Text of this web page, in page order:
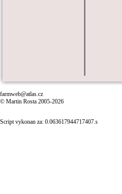
farmweb@atlas.cz
© Martin Rosta 2005-2026
Script vykonan za: 0.063617944717407.s